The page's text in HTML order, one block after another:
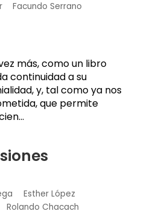
Facundo Serrano
más, como un libro
continuidad a su
y, tal como ya nos
que permite
Esther López
Rolando Chacach